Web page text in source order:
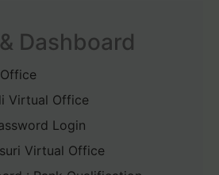
Dashboard
Virtual Office
Login
Virtual Office